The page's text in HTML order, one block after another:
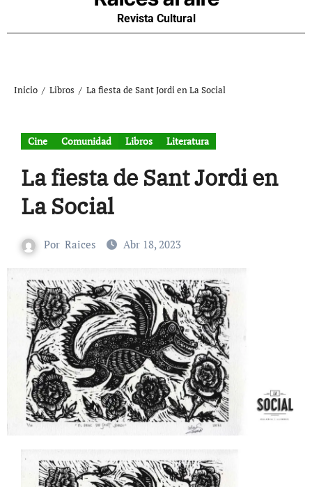
Revista Cultural
Inicio Libros La fiesta de Sant Jordi en La Social
Cine Comunidad Libros Literatura
La fiesta de Sant Jordi en
La Social
Por Raices Abr 18, 2023